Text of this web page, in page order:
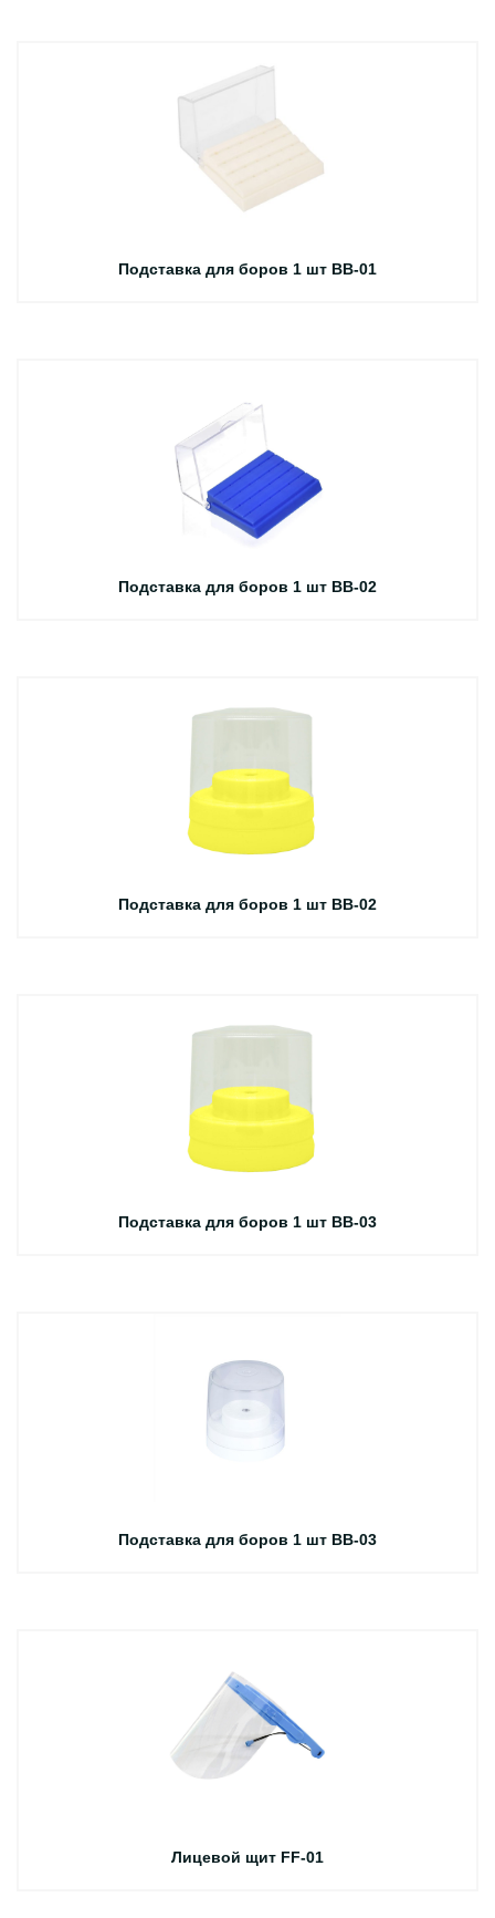
Подставка для боров 1 шт BB-01
Подставка для боров 1 шт BB-02
Подставка для боров 1 шт BB-02
Подставка для боров 1 шт BB-03
Подставка для боров 1 шт BB-03
Лицевой щит FF-01